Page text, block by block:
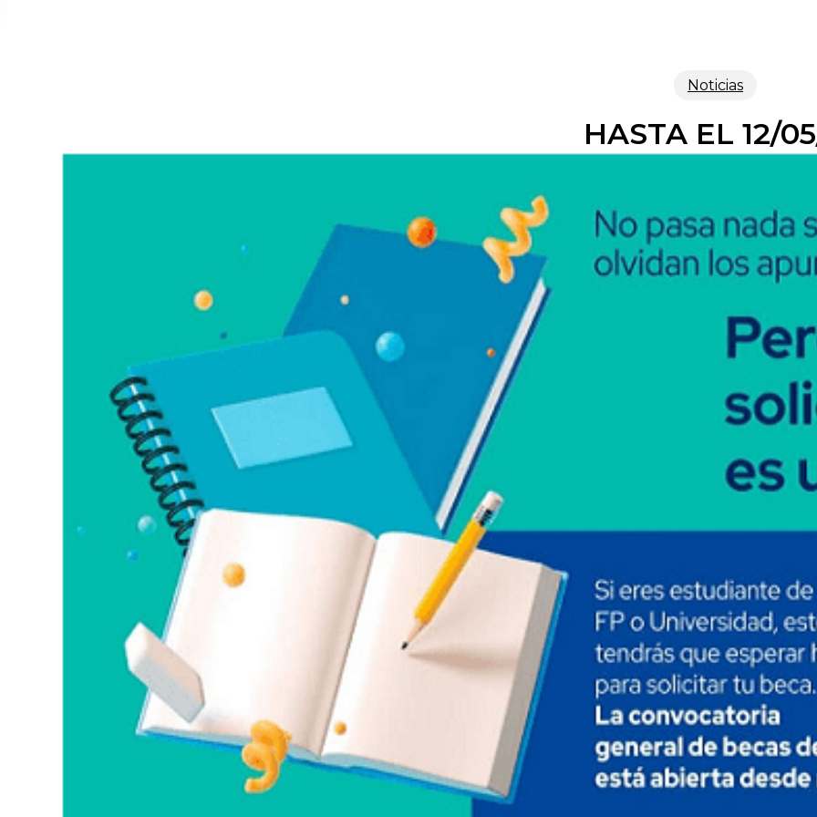
Noticias
HASTA EL 12/